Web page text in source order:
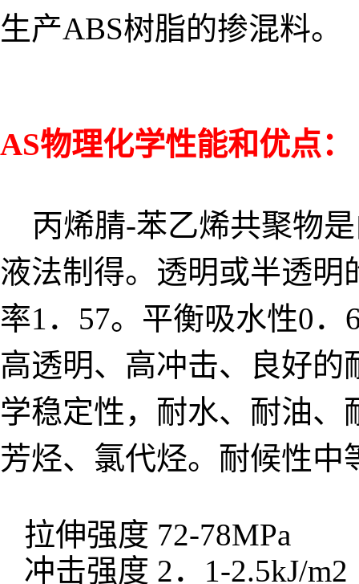
生产ABS树脂的掺混料。
AS物理化学性能和优点：
丙烯腈-苯乙烯共聚物
液法制得。透明或半透明
率1．57。平衡吸水性0
高透明、高冲击、良好
学稳定性，耐水、耐油
芳烃、氯代烃。耐候性中
拉伸强度 72-78MPa
冲击强度 2．1-2.5kJ/m2